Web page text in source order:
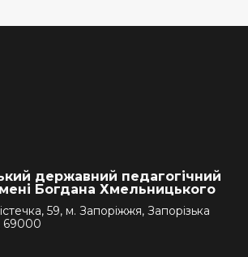
державний педагогічний
Богдана Хмельницького
59, м. Запоріжжя, Запорізька
69000